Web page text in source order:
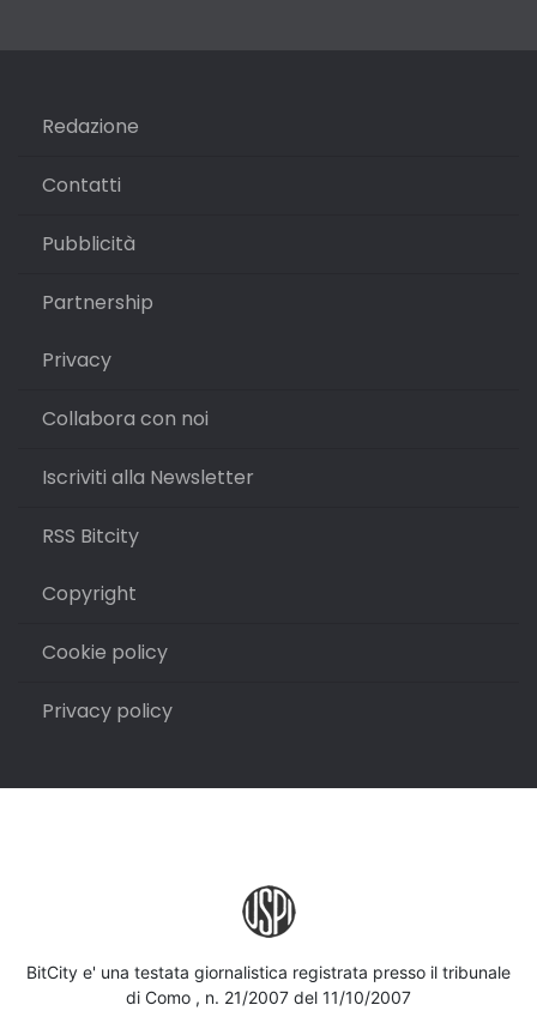
Redazione
Contatti
Pubblicità
Partnership
Privacy
Collabora con noi
Iscriviti alla Newsletter
RSS Bitcity
Copyright
Cookie policy
Privacy policy
BitCity e' una testata giornalistica registrata presso il tribunale
di Como , n. 21/2007 del 11/10/2007